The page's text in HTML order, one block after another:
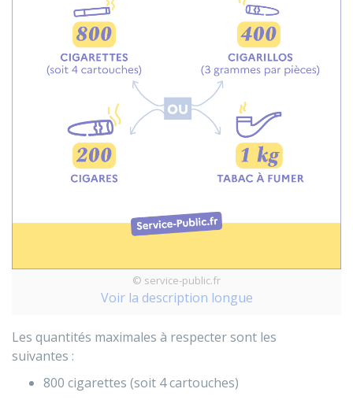
© service-public.fr
Voir la description longue
Les quantités maximales à respecter sont les
suivantes :
800 cigarettes (soit 4 cartouches)